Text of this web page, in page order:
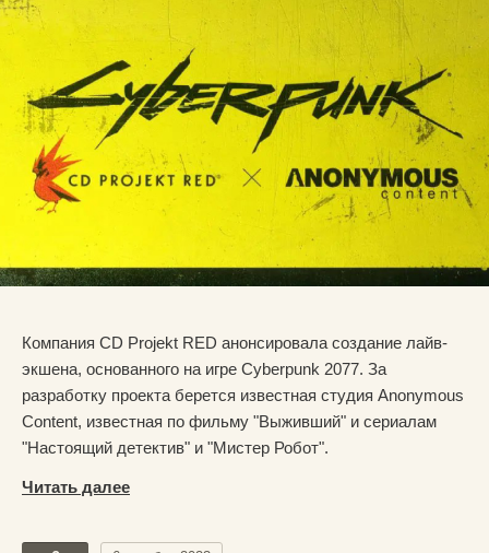
Компания CD Projekt RED анонсировала создание лайв-
экшена, основанного на игре Cyberpunk 2077. За
разработку проекта берется известная студия Anonymous
Content, известная по фильму "Выживший" и сериалам
"Настоящий детектив" и "Мистер Робот".
Читать далее